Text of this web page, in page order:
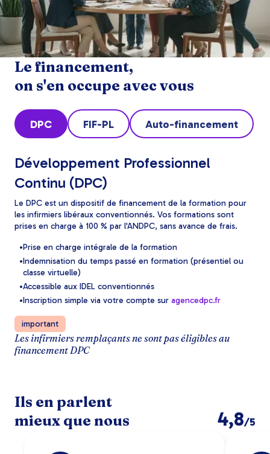
Le financement,
on s'en occupe avec vous
DPC FIF-PL Auto-financement
Développement Professionnel
Continu (DPC)
Le DPC est un dispositif de financement de la formation pour
les infirmiers libéraux conventionnés. Vos formations sont
prises en charge à 100 % par l'ANDPC, sans avance de frais.
Prise en charge intégrale de la formation
Indemnisation du temps passé en formation (présentiel ou
classe virtuelle)
Accessible aux IDEL conventionnés
Inscription simple via votre compte sur agencedpc.fr
important
Les infirmiers remplaçants ne sont pas éligibles au
financement DPC
Ils en parlent
mieux que nous
4,8/5